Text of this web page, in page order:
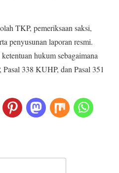
TKP, pemeriksaan saksi,
penyusunan laporan resmi.
hukum sebagaimana
338 KUHP, dan Pasal 351